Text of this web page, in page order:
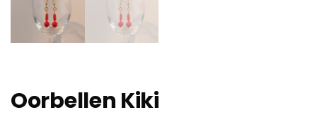
Oorbellen Kiki